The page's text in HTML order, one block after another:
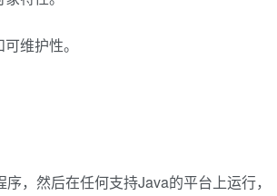
维护性。
，然后在任何支持Java的平台上运行，